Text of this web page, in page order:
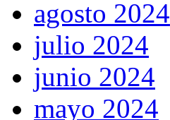
agosto 2024
julio 2024
junio 2024
mayo 2024